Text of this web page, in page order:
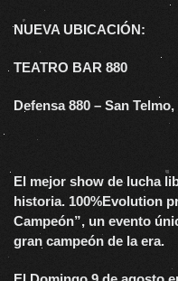
NUEVA UBICACIÓN:
TEATRO BAR 880
Defensa 880 – San
El mejor show de lucha
historia. 100%Evolution
Campeón”, un evento
gran campeón de la era.